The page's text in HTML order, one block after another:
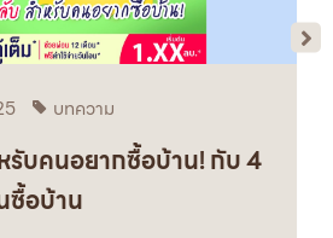
บทความ
รับคนอยากซื้อบ้าน! กับ 4
ซื้อบ้าน